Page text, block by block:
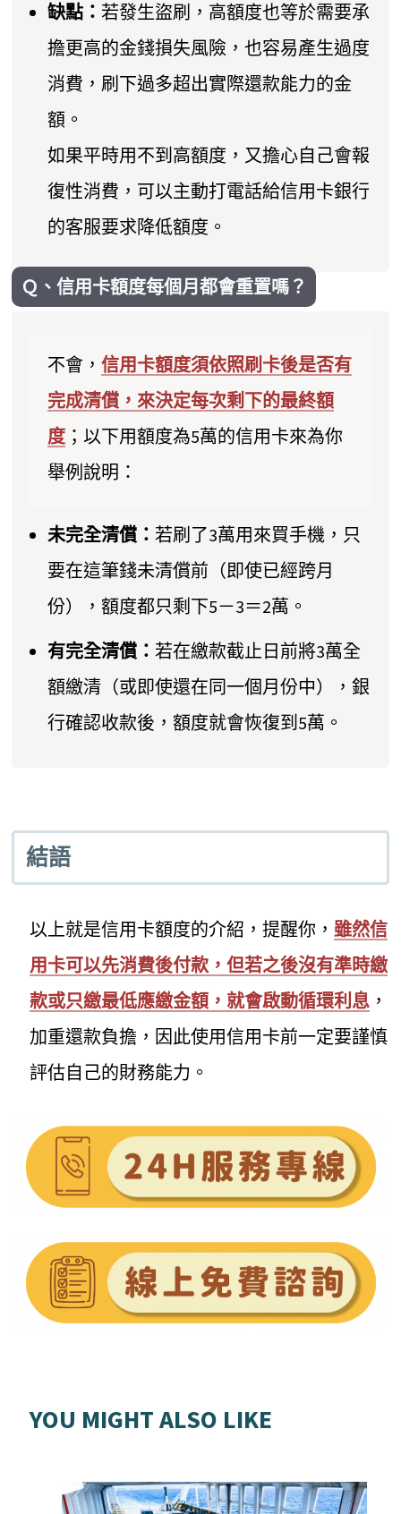
缺點：若發生盜刷，高額度也等於需要承
擔更高的金錢損失風險，也容易產生過度
消費，刷下過多超出實際還款能力的金
額。
如果平時用不到高額度，又擔心自己會報
復性消費，可以主動打電話給信用卡銀行
的客服要求降低額度。
Ｑ、信用卡額度每個月都會重置嗎？
不會，信用卡額度須依照刷卡後是否有
完成清償，來決定每次剩下的最終額
度；以下用額度為5萬的信用卡來為你
舉例說明：
未完全清償：若刷了3萬用來買手機，只
要在這筆錢未清償前（即使已經跨月
份），額度都只剩下5－3＝2萬。
有完全清償：若在繳款截止日前將3萬全
額繳清（或即使還在同一個月份中），銀
行確認收款後，額度就會恢復到5萬。
結語
以上就是信用卡額度的介紹，提醒你，雖然信
用卡可以先消費後付款，但若之後沒有準時繳
款或只繳最低應繳金額，就會啟動循環利息 ，
加重還款負擔，因此使用信用卡前一定要謹慎
評估自己的財務能力。
YOU MIGHT ALSO LIKE